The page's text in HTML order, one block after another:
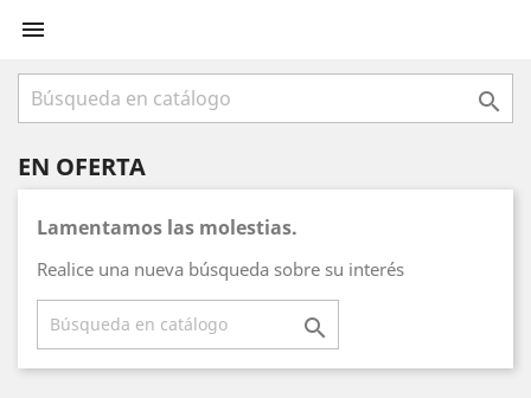


EN OFERTA
Lamentamos las molestias.
Realice una nueva búsqueda sobre su interés
